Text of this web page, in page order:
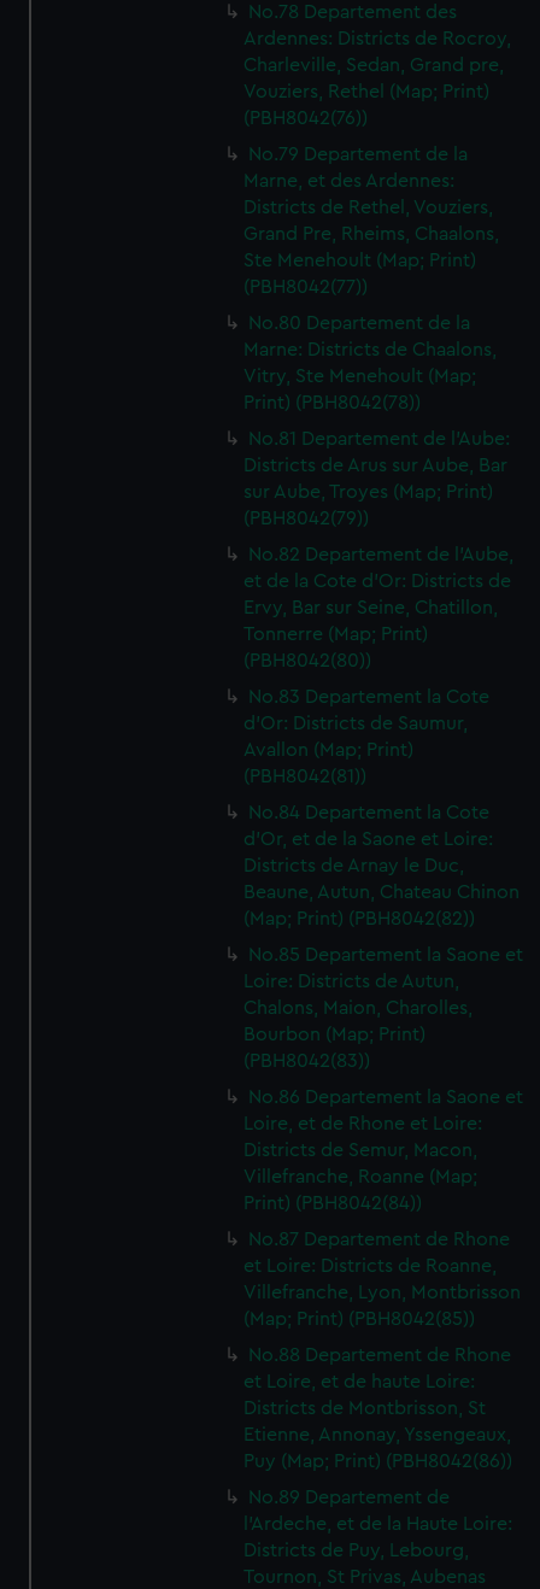
No.78 Departement des
Ardennes: Districts de Rocroy,
Charleville, Sedan, Grand pre,
Vouziers, Rethel (Map; Print)
(PBH8042(76))
No.79 Departement de la
Marne, et des Ardennes:
Districts de Rethel, Vouziers,
Grand Pre, Rheims, Chaalons,
Ste Menehoult (Map; Print)
(PBH8042(77))
No.80 Departement de la
Marne: Districts de Chaalons,
Vitry, Ste Menehoult (Map;
Print) (PBH8042(78))
No.81 Departement de l'Aube:
Districts de Arus sur Aube, Bar
sur Aube, Troyes (Map; Print)
(PBH8042(79))
No.82 Departement de l'Aube,
et de la Cote d'Or: Districts de
Ervy, Bar sur Seine, Chatillon,
Tonnerre (Map; Print)
(PBH8042(80))
No.83 Departement la Cote
d'Or: Districts de Saumur,
Avallon (Map; Print)
(PBH8042(81))
No.84 Departement la Cote
d'Or, et de la Saone et Loire:
Districts de Arnay le Duc,
Beaune, Autun, Chateau Chinon
(Map; Print) (PBH8042(82))
No.85 Departement la Saone et
Loire: Districts de Autun,
Chalons, Maion, Charolles,
Bourbon (Map; Print)
(PBH8042(83))
No.86 Departement la Saone et
Loire, et de Rhone et Loire:
Districts de Semur, Macon,
Villefranche, Roanne (Map;
Print) (PBH8042(84))
No.87 Departement de Rhone
et Loire: Districts de Roanne,
Villefranche, Lyon, Montbrisson
(Map; Print) (PBH8042(85))
No.88 Departement de Rhone
et Loire, et de haute Loire:
Districts de Montbrisson, St
Etienne, Annonay, Yssengeaux,
Puy (Map; Print) (PBH8042(86))
No.89 Departement de
l'Ardeche, et de la Haute Loire:
Districts de Puy, Lebourg,
Tournon, St Privas, Aubenas